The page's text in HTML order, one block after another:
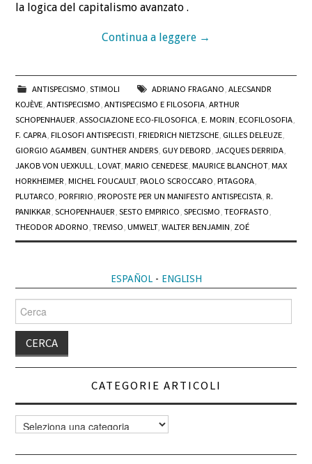
la logica del capitalismo avanzato .
Continua a leggere →
ANTISPECISMO, STIMOLI ADRIANO FRAGANO, ALECSANDR
KOJÈVE,ANTISPECISMO,ANTISPECISMO E FILOSOFIA,ARTHUR
SCHOPENHAUER,ASSOCIAZIONE ECO-FILOSOFICA,E. MORIN,ECOFILOSOFIA,
F. CAPRA,FILOSOFI ANTISPECISTI,FRIEDRICH NIETZSCHE, GILLES DELEUZE,
GIORGIO AGAMBEN, GUNTHER ANDERS, GUY DEBORD,JACQUES DERRIDA,
JAKOB VON UEXKULL,LOVAT,MARIO CENEDESE,MAURICE BLANCHOT,MAX
HORKHEIMER,MICHEL FOUCAULT,PAOLO SCROCCARO,PITAGORA,
PLUTARCO,PORFIRIO,PROPOSTE PER UN MANIFESTO ANTISPECISTA,R.
PANIKKAR,SCHOPENHAUER,SESTO EMPIRICO,SPECISMO,TEOFRASTO,
THEODOR ADORNO,TREVISO,UMWELT,WALTER BENJAMIN, ZOÉ
ESPAÑOL- ENGLISH
Cerca
per:
CATEGORIE ARTICOLI
Categorie
articoli